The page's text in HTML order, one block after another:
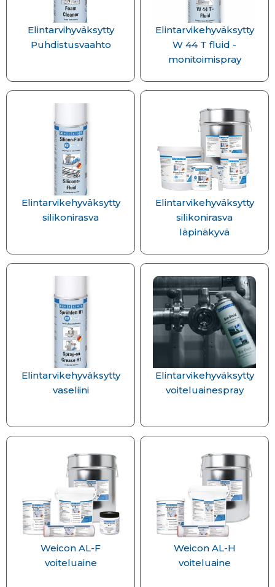
Elintarvihyväksytty
Puhdistusvaahto
Elintarvikehyväksytty
W 44 T fluid -
monitoimispray
Elintarvikehyväksytty
silikonirasva
Elintarvikehyväksytty
silikonirasva
läpinäkyvä
Elintarvikehyväksytty
vaseliini
Elintarvikehyväksytty
voiteluainespray
Weicon AL-F
voiteluaine
Weicon AL-H
voiteluaine